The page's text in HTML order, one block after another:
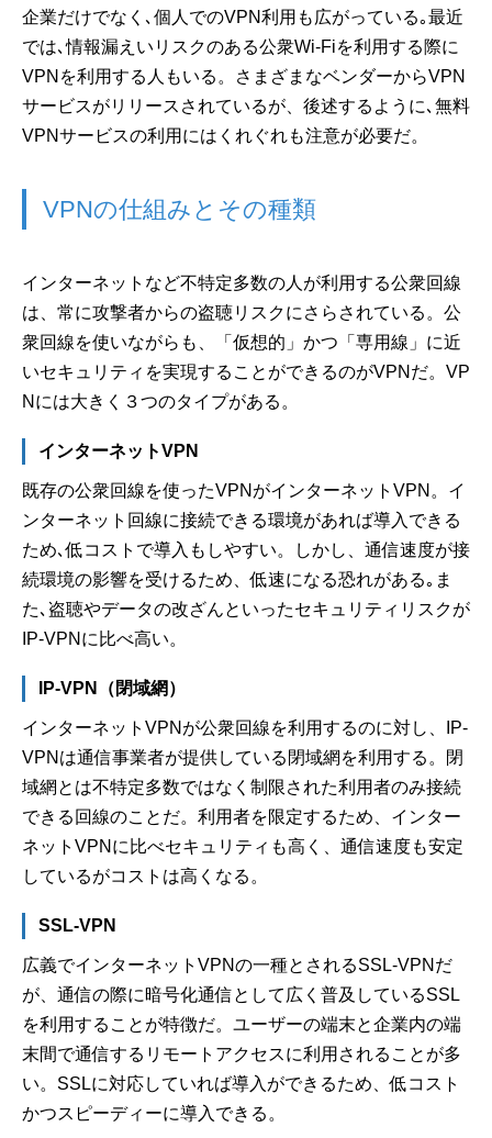
企業だけでなく､個人でのVPN利用も広がっている｡最近
では､情報漏えいリスクのある公衆Wi-Fiを利用する際に
VPNを利用する人もいる。さまざまなベンダーからVPN
サービスがリリースされているが、後述するように､無料
VPNサービスの利用にはくれぐれも注意が必要だ。
VPNの仕組みとその種類
インターネットなど不特定多数の人が利用する公衆回線
は、常に攻撃者からの盗聴リスクにさらされている。公
衆回線を使いながらも、「仮想的」かつ「専用線」に近
いセキュリティを実現することができるのがVPNだ。VP
Nには大きく３つのタイプがある。
インターネットVPN
既存の公衆回線を使ったVPNがインターネットVPN。イ
ンターネット回線に接続できる環境があれば導入できる
ため､低コストで導入もしやすい。しかし、通信速度が接
続環境の影響を受けるため、低速になる恐れがある｡ま
た､盗聴やデータの改ざんといったセキュリティリスクが
IP-VPNに比べ高い。
IP-VPN（閉域網）
インターネットVPNが公衆回線を利用するのに対し、IP-
VPNは通信事業者が提供している閉域網を利用する。閉
域網とは不特定多数ではなく制限された利用者のみ接続
できる回線のことだ。利用者を限定するため、インター
ネットVPNに比べセキュリティも高く、通信速度も安定
しているがコストは高くなる。
SSL-VPN
広義でインターネットVPNの一種とされるSSL-VPNだ
が、通信の際に暗号化通信として広く普及しているSSL
を利用することが特徴だ。ユーザーの端末と企業内の端
末間で通信するリモートアクセスに利用されることが多
い。SSLに対応していれば導入ができるため、低コスト
かつスピーディーに導入できる。